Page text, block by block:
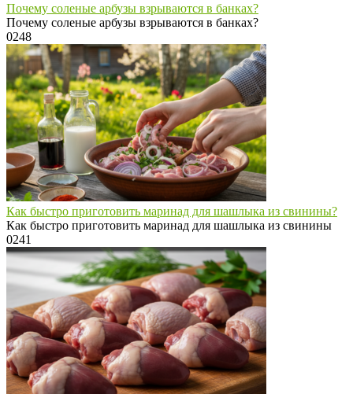
Почему соленые арбузы взрываются в банках?
Почему соленые арбузы взрываются в банках?
0248
Как быстро приготовить маринад для шашлыка из свинины?
Как быстро приготовить маринад для шашлыка из свинины
0241